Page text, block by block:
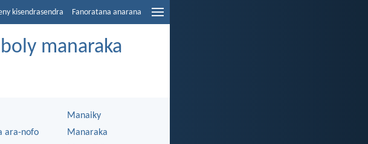
kisendrasendra Fanoratana anarana
manaraka
ara-nofo
Manaiky
Manaraka